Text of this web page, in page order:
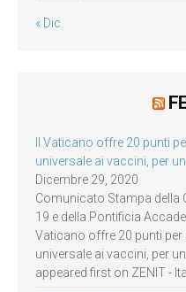
« Dic
Il Vaticano offre 20 punti
universale ai vaccini, per
Dicembre 29, 2020
Comunicato Stampa della
19 e della Pontificia
Vaticano offre 20 punti
universale ai vaccini, per
appeared first on ZENIT -